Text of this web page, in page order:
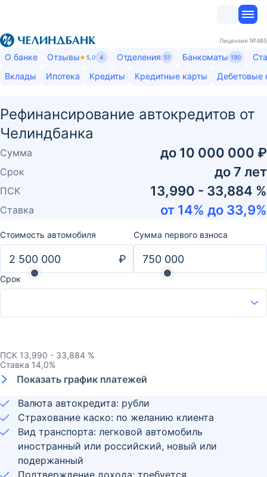
Лицензия №485
О банке Отзывы 5,0 4 Отделения 51 Банкоматы 190
Вклады
Ипотека Кредиты Кредитные карты Дебетовые
Рефинансирование автокредитов от
Челиндбанка
Сумма до 10 000 000 ₽
Срок до 7 лет
ПСК 13,990 - 33,884 %
Ставка от 14% до 33,9%
Валюта автокредита: рубли
Страхование каско: по желанию клиента
Вид транспорта: легковой автомобиль
иностранный или российский, новый или
подержанный
Стоимость автомобиля
₽
Сумма первого взноса
Срок
ПСК 13,990 - 33,884 %
Ставка 14,0%
Показать график платежей